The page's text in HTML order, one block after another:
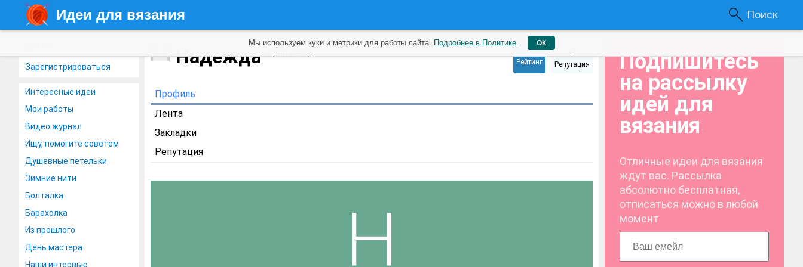
Идеи для вязания Поиск
Зарегистрироваться
Интересные идеи
Мои работы
Видео журнал
Ищу, помогите советом
Душевные петельки
Зимние нити
Болталка
Барахолка
Из прошлого
День мастера
Наши интервью
Надежда 0
Рейтинг
0
Репутация
Профиль
Лента
Закладки
Репутация
Подпишитесь
на рассылку
идей для
вязания
Отличные идеи для вязания
ждут вас. Рассылка
абсолютно бесплатная,
отписаться можно в любой
момент
Мы используем куки и метрики для работы сайта. Подробнее в Политике. ОК